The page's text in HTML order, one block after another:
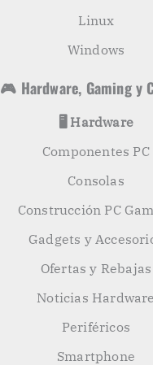
Linux
Windows
🎮 Hardware, Gaming y
🖥️ Hardware
Componentes PC
Consolas
Construcción PC
Gadgets y
Ofertas y Rebajas
Noticias Hardware
Periféricos
Smartphone